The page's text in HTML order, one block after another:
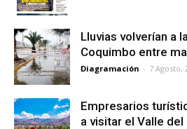
Lluvias volverían a
Coquimbo entre
Diagramación - 7 Agosto,
Empresarios
a visitar el Valle del